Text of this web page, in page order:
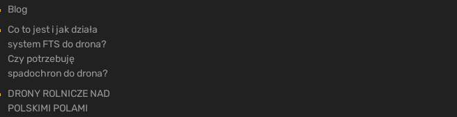
Blog
Co to jest i jak działa
system FTS do drona?
Czy potrzebuję
spadochron do drona?
DRONY ROLNICZE NAD
POLSKIMI POLAMI